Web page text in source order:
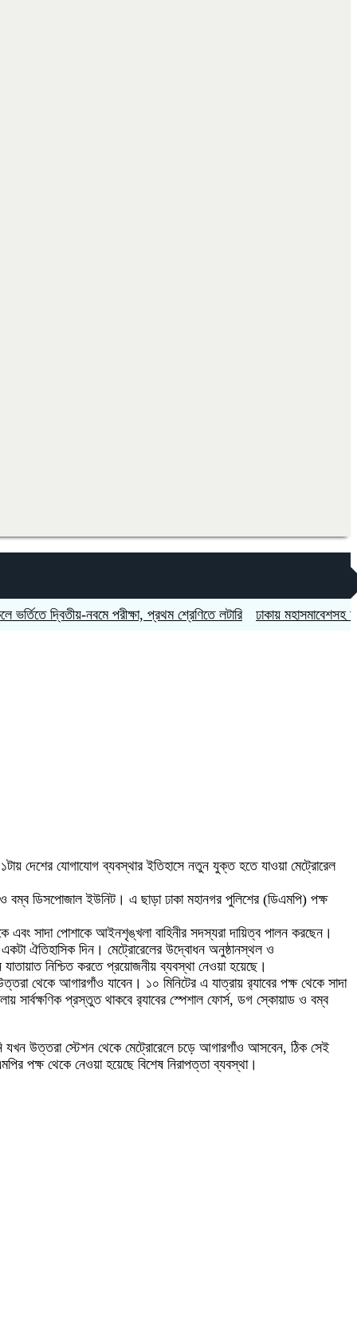
দ্বিতীয়-নবমে পরীক্ষা, প্রথম শ্রেণিতে লটারি ঢাকায় মহাসমাবেশসহ চার
দেশের যোগাযোগ ব্যবস্থার ইতিহাসে নতুন যুক্ত হতে যাওয়া মেট্রোরেল
বম্ব ডিসপোজাল ইউনিট। এ ছাড়া ঢাকা মহানগর পুলিশের (ডিএমপি) পক্ষ
সাদা পোশাকে আইনশৃঙ্খলা বাহিনীর সদস্যরা দায়িত্ব পালন করছেন।
একটা ঐতিহাসিক দিন। মেট্রোরেলের উদ্বোধন অনুষ্ঠানস্থল ও
নিশ্চিত করতে প্রয়োজনীয় ব্যবস্থা নেওয়া হয়েছে।
থেকে আগারগাঁও যাবেন। ১০ মিনিটের এ যাত্রায় র‌্যাবের পক্ষ থেকে সাদা
সার্বক্ষণিক প্রস্তুত থাকবে র‌্যাবের স্পেশাল ফোর্স, ডগ স্কোয়াড ও বম্ব
যখন উত্তরা স্টেশন থেকে মেট্রোরেলে চড়ে আগারগাঁও আসবেন, ঠিক সেই
পক্ষ থেকে নেওয়া হয়েছে বিশেষ নিরাপত্তা ব্যবস্থা।